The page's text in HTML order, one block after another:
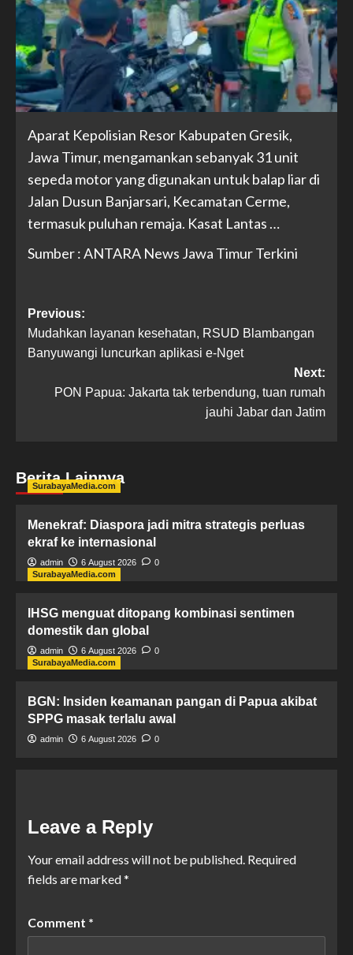
Aparat Kepolisian Resor Kabupaten Gresik,
Jawa Timur, mengamankan sebanyak 31 unit
sepeda motor yang digunakan untuk balap liar di
Jalan Dusun Banjarsari, Kecamatan Cerme,
termasuk puluhan remaja. Kasat Lantas …
Sumber : ANTARA News Jawa Timur Terkini
Previous:
Mudahkan layanan kesehatan, RSUD Blambangan
Banyuwangi luncurkan aplikasi e-Nget
Next:
PON Papua: Jakarta tak terbendung, tuan rumah
jauhi Jabar dan Jatim
Berita Lainnya
SurabayaMedia.com
Menekraf: Diaspora jadi mitra strategis perluas
ekraf ke internasional
admin 6 August 2026
0
SurabayaMedia.com
IHSG menguat ditopang kombinasi sentimen
domestik dan global
admin 6 August 2026
0
SurabayaMedia.com
BGN: Insiden keamanan pangan di Papua akibat
SPPG masak terlalu awal
admin 6 August 2026 0
Leave a Reply
Your email address will not be published. Required
fields are marked*
Comment *